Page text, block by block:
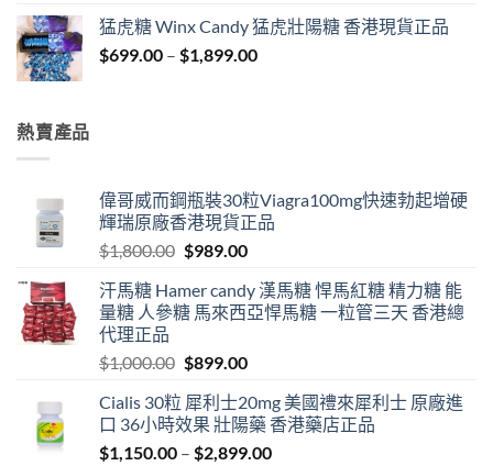
$799.00
through
猛虎糖 Winx Candy 猛虎壯陽糖 香港現貨正品
$699.00 – $1,899.00Price
熱賣產品
偉哥威而鋼瓶裝30粒Viagra100mg快速勃起增硬
輝瑞原廠香港現貨正品
$1,800.00 Original
was:
$1,800.00.
$989.00Current
is:
$989.00.
汗馬糖 Hamer candy 漢馬糖 悍馬紅糖 精力糖 能
量糖 人參糖 馬來西亞悍馬糖 一粒管三天 香港總
代理正品
$1,000.00 Original
was:
$1,000.00.
$899.00Current
is:
$899.00.
Cialis 30粒 犀利士20mg 美國禮來犀利士 原廠進
口 36小時效果 壯陽藥 香港藥店正品
$1,150.00 – $2,899.00Price